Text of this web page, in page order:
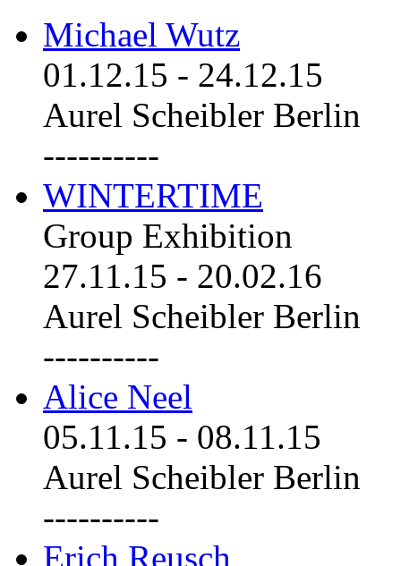
Michael Wutz
01.12.15 - 24.12.15
Aurel Scheibler Berlin
----------
WINTERTIME
Group Exhibition
27.11.15 - 20.02.16
Aurel Scheibler Berlin
----------
Alice Neel
05.11.15 - 08.11.15
Aurel Scheibler Berlin
----------
Erich Reusch